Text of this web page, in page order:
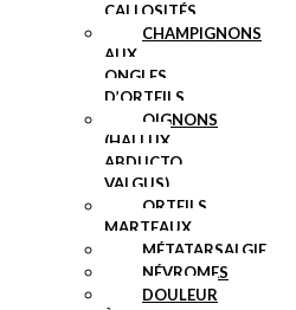
CALLOSITÉS
CHAMPIGNONS
AUX
ONGLES
D’ORTEILS
OIGNONS
(HALLUX
ABDUCTO
VALGUS)
ORTEILS
MARTEAUX
MÉTATARSALGIE
NÉVROMES
DOULEUR